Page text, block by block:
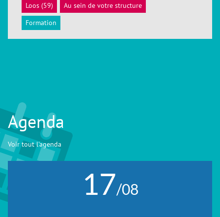
ACCÉDER
Loos (59)
Au sein de votre structure
Formation
Agenda
Voir tout l'agenda
17/08